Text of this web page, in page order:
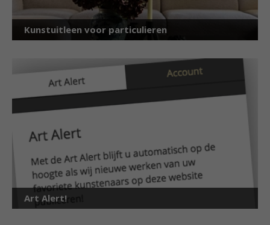
Kunstuitleen voor particulieren
Art Alert!